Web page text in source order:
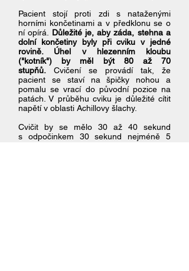
Pacient stojí proti zdi s nataženými
horními končetinami a v předklonu se o
ní opírá. Důležité je, aby záda, stehna a
dolní končetiny byly při cviku v jedné
rovině. Úhel v hlezenním kloubu
("kotník") by měl být 80 až 70
stupňů. Cvičení se provádí tak, že
pacient se staví na špičky nohou a
pomalu se vrací do původní pozice na
patách. V průběhu cviku je důležité cítit
napětí v oblasti Achillovy šlachy.
Cvičit by se mělo 30 až 40 sekund
s odpočinkem 30 sekund nejméně 5